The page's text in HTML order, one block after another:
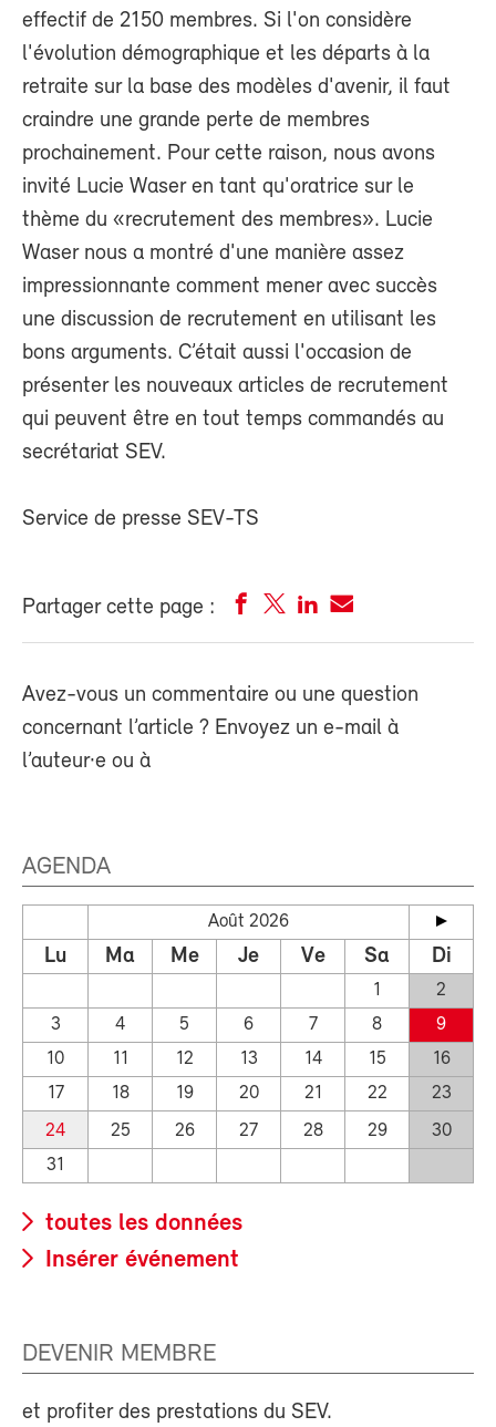
effectif de 2150 membres. Si l'on considère
l'évolution démographique et les départs à la
retraite sur la base des modèles d'avenir, il faut
craindre une grande perte de membres
prochainement. Pour cette raison, nous avons
invité Lucie Waser en tant qu'oratrice sur le
thème du «recrutement des membres». Lucie
Waser nous a montré d'une manière assez
impressionnante comment mener avec succès
une discussion de recrutement en utilisant les
bons arguments. C’était aussi l'occasion de
présenter les nouveaux articles de recrutement
qui peuvent être en tout temps commandés au
secrétariat SEV.
Service de presse SEV-TS
Partager cette page :
Avez-vous un commentaire ou une question
concernant l’article ? Envoyez un e-mail à
l’auteur·e ou à
AGENDA
Août 2026
Lu Ma Me Je Ve Sa Di
1
2
3
4 5 6 7 8
9
10
11 12 13 14 15
16
17
18 19 20 21 22
23
24
25 26 27 28 29
30
31
toutes les données
Insérer événement
DEVENIR MEMBRE
et profiter des prestations du SEV.